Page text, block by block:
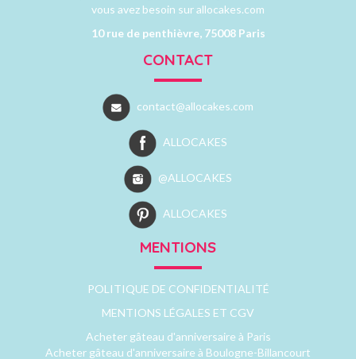
vous avez besoin sur allocakes.com
10 rue de penthièvre, 75008 Paris
CONTACT
contact@allocakes.com
ALLOCAKES
@ALLOCAKES
ALLOCAKES
MENTIONS
POLITIQUE DE CONFIDENTIALITÉ
MENTIONS LÉGALES ET CGV
Acheter gâteau d'anniversaire à Paris
Acheter gâteau d'anniversaire à Boulogne-Billancourt